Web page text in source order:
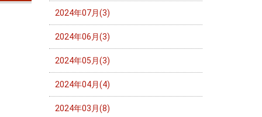
2024年07月(3)
2024年06月(3)
2024年05月(3)
2024年04月(4)
2024年03月(8)